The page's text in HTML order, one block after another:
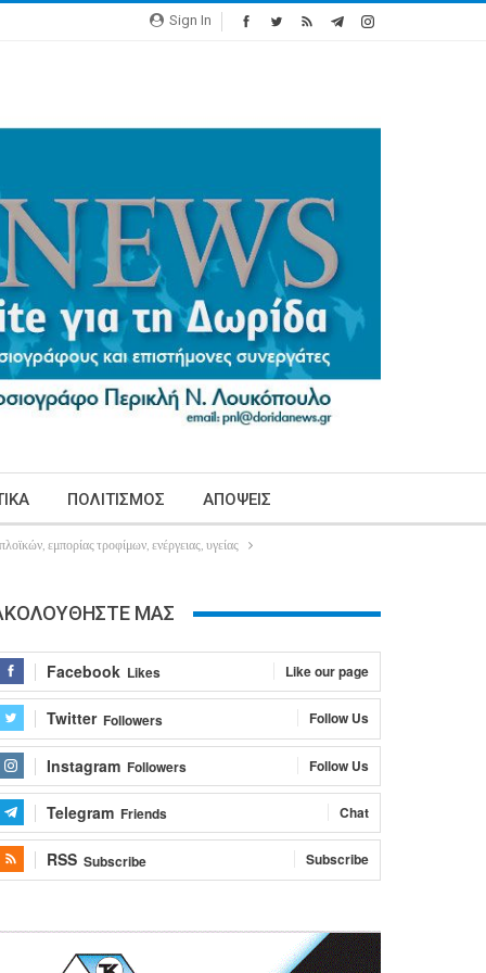
Sign In
ΠΟΛΙΤΙΣΜΟΣ ΑΠΟΨΕΙΣ
εμπορίας τροφίμων, ενέργειας, υγείας
ΜΑΣ
Facebook Likes Like our page
Twitter Followers Follow Us
Instagram Followers Follow Us
Telegram Friends Chat
RSS Subscribe Subscribe